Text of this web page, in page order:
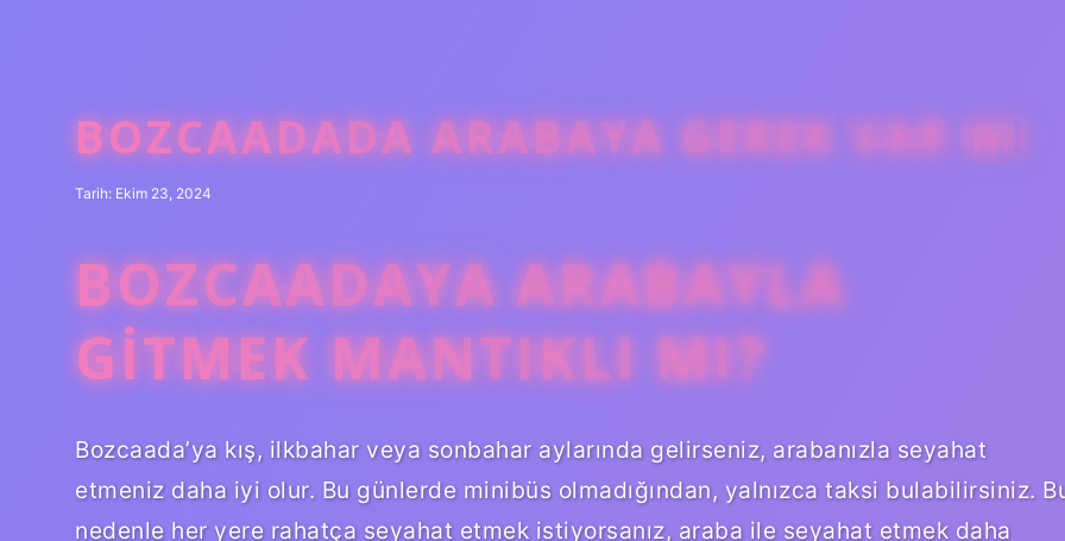
BOZCAADADA ARABAYA GEREK VAR MI
Tarih: Ekim 23, 2024
BOZCAADAYA ARABAYLA
GITMEK MANTIKLI MI?
Bozcaada’ya kış, ilkbahar veya sonbahar aylarında gelirseniz, arabanızla seyahat
etmeniz daha iyi olur. Bu günlerde minibüs olmadığından, yalnızca taksi bulabilirsiniz.
nedenle her yere rahatça seyahat etmek istiyorsanız, araba ile seyahat etmek daha